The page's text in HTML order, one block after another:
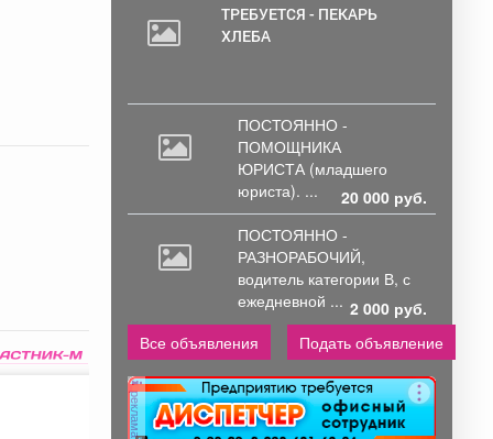
ТРЕБУЕТСЯ - ПЕКАРЬ
ХЛЕБА
ПОСТОЯННО -
ПОМОЩНИКА
ЮРИСТА (младшего
юриста). ...
20 000 руб.
ПОСТОЯННО -
РАЗНОРАБОЧИЙ,
водитель категории В, с
ежедневной ... 2 000 руб.
Все объявления
Подать объявление
реклама